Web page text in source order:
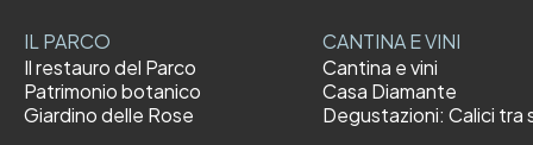
IL PARCO
Il restauro del Parco
Patrimonio botanico
Giardino delle Rose
CANTINA E VINI
Cantina e vini
Casa Diamante
Degustazioni: Calici tra